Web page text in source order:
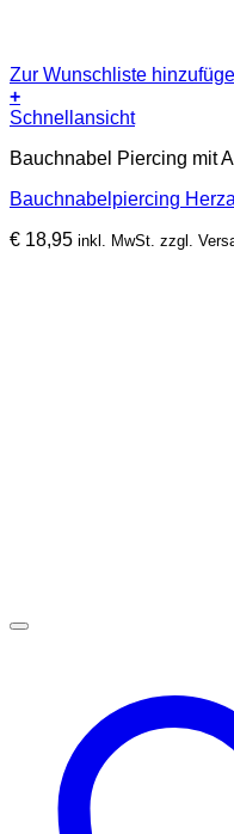
Zur Wunschliste
+
Schnellansicht
Bauchnabel Piercing mit
Bauchnabelpiercing
€ 18,95 inkl. MwSt. zzgl.